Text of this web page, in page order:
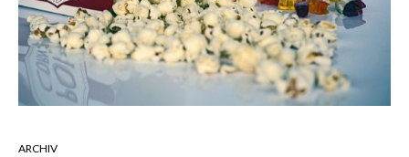
ARCHIV